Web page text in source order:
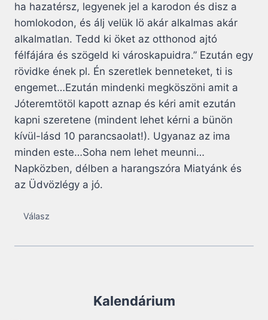
ha hazatérsz, legyenek jel a karodon és disz a
homlokodon, és álj velük lö akár alkalmas akár
alkalmatlan. Tedd ki öket az otthonod ajtó
félfájára és szögeld ki városkapuidra.” Ezután egy
rövidke ének pl. Én szeretlek benneteket, ti is
engemet…Ezután mindenki megköszöni amit a
Jóteremtötöl kapott aznap és kéri amit ezután
kapni szeretene (mindent lehet kérni a bünön
kívül-lásd 10 parancsaolat!). Ugyanaz az ima
minden este…Soha nem lehet meunni…
Napközben, délben a harangszóra Miatyánk és
az Üdvözlégy a jó.
Válasz
Kalendárium